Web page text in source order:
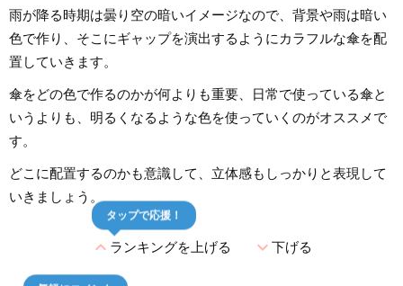
雨が降る時期は曇り空の暗いイメージなので、背景や雨は暗い
色で作り、そこにギャップを演出するようにカラフルな傘を配
置していきます。
傘をどの色で作るのかが何よりも重要、日常で使っている傘と
いうよりも、明るくなるような色を使っていくのがオススメで
す。
どこに配置するのかも意識して、立体感もしっかりと表現して
いきましょう。
expand_lessランキングを上げる
タップで応援！
expand_more下げる